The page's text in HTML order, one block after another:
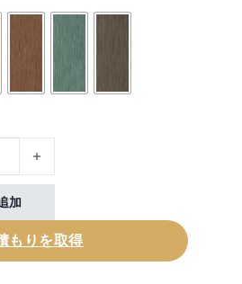
Installation個
加
もりを取得